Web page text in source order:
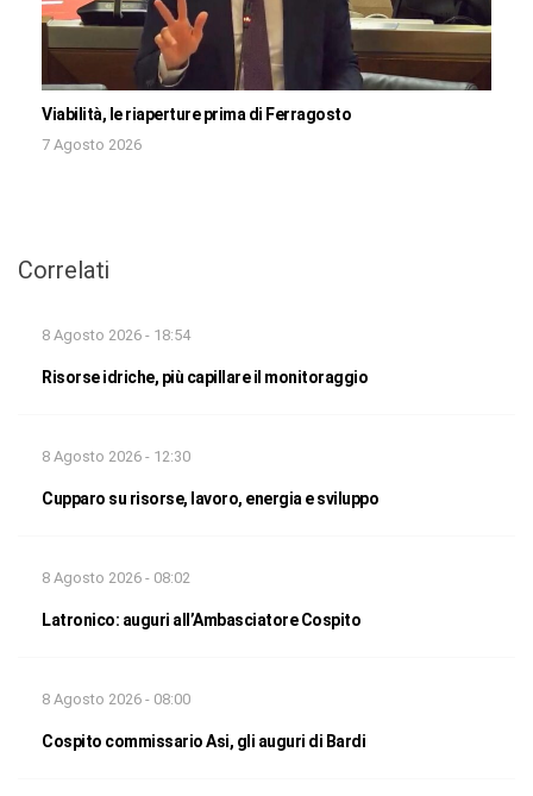
Viabilità, le riaperture prima di Ferragosto
7 Agosto 2026
Correlati
8 Agosto 2026 - 18:54
Risorse idriche, più capillare il monitoraggio
8 Agosto 2026 - 12:30
Cupparo su risorse, lavoro, energia e sviluppo
8 Agosto 2026 - 08:02
Latronico: auguri all’Ambasciatore Cospito
8 Agosto 2026 - 08:00
Cospito commissario Asi, gli auguri di Bardi